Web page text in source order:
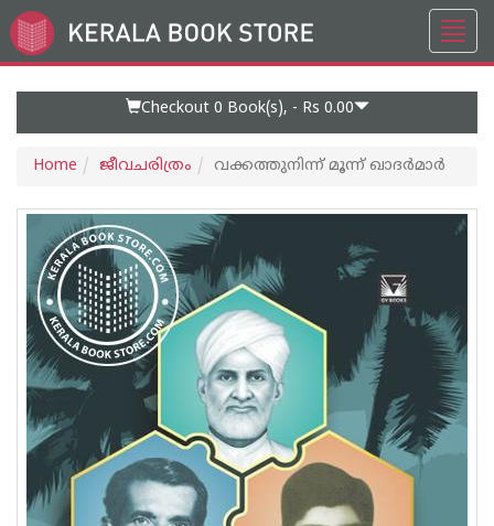
Go
to
Checkout 0 Book(s), - Rs 0.00
Home ജീവചരിത്രം വക്കത്തുനിന്ന് മൂന്ന് ഖാദർമാർ